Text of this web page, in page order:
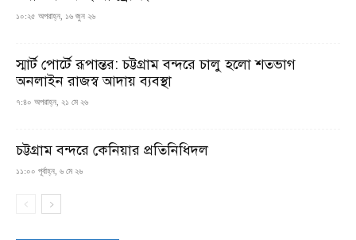
১০:২৫ অপরাহ্ন, ১৬ জুন ২৬
স্মার্ট পোর্টে রূপান্তর: চট্টগ্রাম বন্দরে চালু হলো শতভাগ
অনলাইন রাজস্ব আদায় ব্যবস্থা
৭:৪০ অপরাহ্ন, ২১ মে ২৬
চট্টগ্রাম বন্দরে কেনিয়ার প্রতিনিধিদল
১১:০০ পূর্বাহ্ন, ৬ মে ২৬